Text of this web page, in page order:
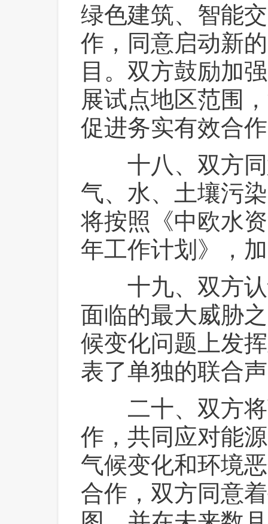
绿色建筑、智能
作，同意启动新
目。双方鼓励加
展试点地区范围
促进务实有效合
十八、双方同
气、水、土壤污
将按照《中欧水
年工作计划》，
十九、双方认
面临的最大威胁
候变化问题上发
表了单独的联合
二十、双方将
作，共同应对能
气候变化和环境
合作，双方同意